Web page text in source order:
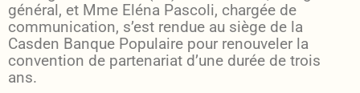
général, et Mme Eléna Pascoli, chargée de
communication, s’est rendue au siège de la
Casden Banque Populaire pour renouveler la
convention de partenariat d’une durée de trois
ans.